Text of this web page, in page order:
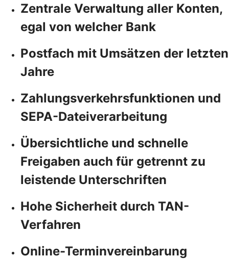
Zentrale Verwaltung aller Konten,
egal von welcher Bank
Postfach mit Umsätzen der letzten
Jahre
Zahlungsverkehrsfunktionen und
SEPA-Dateiverarbeitung
Übersichtliche und schnelle
Freigaben auch für getrennt zu
leistende Unterschriften
Hohe Sicherheit durch TAN-
Verfahren
Online-Terminvereinbarung